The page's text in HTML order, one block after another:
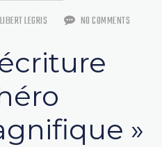
LEGRIS NO COMMENTS
»